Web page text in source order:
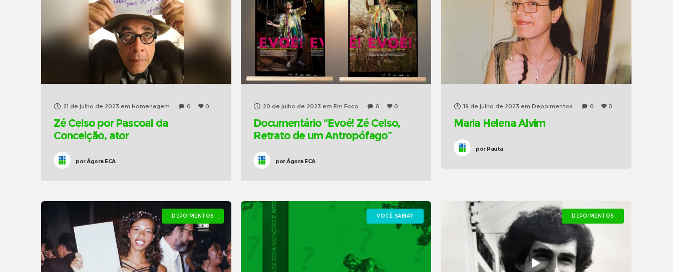
21 de julho de 2023 em Homenagem 0 0
Zé Celso por Pascoal da
Conceição, ator
porÁgora ECA
20 de julho de 2023 em Em Foco 0 0
Documentário “Evoé! Zé Celso,
Retrato de um Antropófago”
porÁgora ECA
19 de julho de 2023 em Depoimentos 0 0
Maria Helena Alvim
porPauta
DEPOIMENTOS VOCÊ SABIA? DEPOIMENTOS